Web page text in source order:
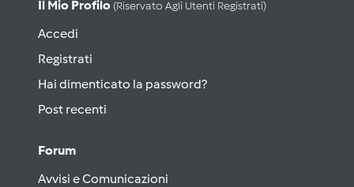
Il Mio Profilo (riservato Agli Utenti Registrati)
Accedi
Registrati
Hai dimenticato la password?
Post recenti
Forum
Avvisi e Comunicazioni